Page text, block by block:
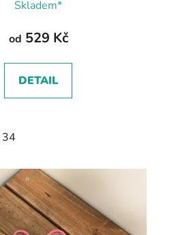
Skladem*
od 529 Kč
DETAIL
34